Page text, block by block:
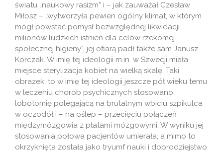
światu „naukowy rasizm” i – jak zauważał Czesław
Miłosz – „wytworzyła pewien ogólny klimat, w którym
mógł powstać pomysł bezwzględnej likwidacji
milionów ludzkich istnień dla celów rzekomej
społecznej higieny”, jej ofiarą padł także sam Janusz
Korczak. W imię tej ideologii m.in. w Szwecji miała
miejsce sterylizacja kobiet na wielką skalę. Taki
obrazek: to w imię tej ideologii jeszcze pół wieku temu
w leczeniu chorób psychicznych stosowano
lobotomię polegającą na brutalnym wbiciu szpikulca
w oczodół i – na oślep – przecięciu połączeń
międzymózgowia z płatami mózgowymi. W wyniku jej
stosowania połowa pacjentów umierała, a mimo to
okrzyknięta została jako tryumf nauki i dobrodziejstwo